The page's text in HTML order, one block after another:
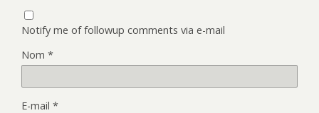
Notify me of followup comments via e-mail
Nom *
E-mail *